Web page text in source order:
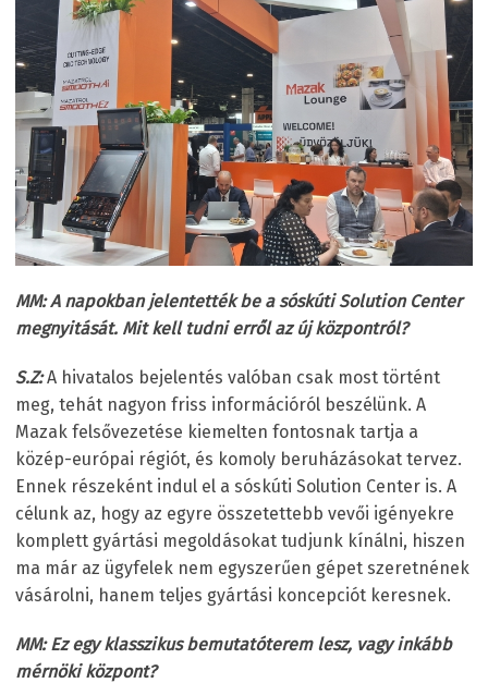
MM: A napokban jelentették be a sóskúti Solution Center
megnyitását. Mit kell tudni erről az új központról?
S.Z:A hivatalos bejelentés valóban csak most történt
meg, tehát nagyon friss információról beszélünk. A
Mazak felsővezetése kiemelten fontosnak tartja a
közép-európai régiót, és komoly beruházásokat tervez.
Ennek részeként indul el a sóskúti Solution Center is. A
célunk az, hogy az egyre összetettebb vevői igényekre
komplett gyártási megoldásokat tudjunk kínálni, hiszen
ma már az ügyfelek nem egyszerűen gépet szeretnének
vásárolni, hanem teljes gyártási koncepciót keresnek.
MM: Ez egy klasszikus bemutatóterem lesz, vagy inkább
mérnöki központ?